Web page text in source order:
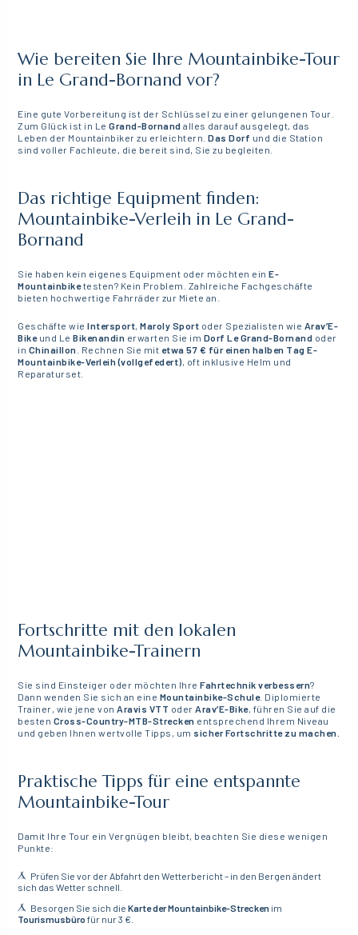
Wie bereiten Sie Ihre Mountainbike-Tour
in Le Grand-Bornand vor?
Eine gute Vorbereitung ist der Schlüssel zu einer gelungenen Tour.
Zum Glück ist in LeGrand-Bornand alles darauf ausgelegt, das
Leben der Mountainbiker zu erleichtern.Das Dorf und die Station
sind voller Fachleute, die bereit sind, Sie zu begleiten.
Das richtige Equipment finden:
Mountainbike-Verleih in Le Grand-
Bornand
Sie haben kein eigenes Equipment oder möchten einE-
Mountainbiketesten? Kein Problem. Zahlreiche Fachgeschäfte
bieten hochwertige Fahrräder zur Miete an.
Geschäfte wieIntersport,Maroly Sport oder Spezialisten wie Arav’E-
Bikeund LeBikenandin erwarten Sie im Dorf Le Grand-Bornand oder
in Chinaillon . Rechnen Sie mit etwa 57 € für einen halben Tag E-
Mountainbike-Verleih (vollgefedert), oft inklusive Helm und
Reparaturset.
Fortschritte mit den lokalen
Mountainbike-Trainern
Sie sind Einsteiger oder möchten IhreFahrtechnik verbessern?
Dann wenden Sie sich an eine Mountainbike-Schule. Diplomierte
Trainer, wie jene von Aravis VTT oder Arav’E-Bike, führen Sie auf die
besten Cross-Country-MTB-Strecken entsprechend Ihrem Niveau
und geben Ihnen wertvolle Tipps, um sicher Fortschritte zu machen.
Praktische Tipps für eine entspannte
Mountainbike-Tour
Damit Ihre Tour ein Vergnügen bleibt, beachten Sie diese wenigen
Punkte:
Prüfen Sie vor der Abfahrt den Wetterbericht – in den Bergen ändert
sich das Wetter schnell.
Besorgen Sie sich die Karte der Mountainbike-Strecken im
Tourismusbüro für nur 3 €.